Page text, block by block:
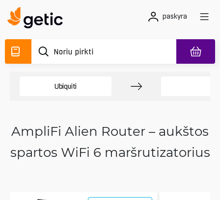
paskyra
Ubiquiti
AmpliFi Alien Router – aukštos
spartos WiFi 6 maršrutizatorius